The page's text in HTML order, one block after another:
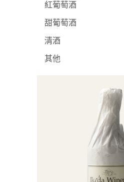
紅葡萄酒
甜葡萄酒
清酒
其他